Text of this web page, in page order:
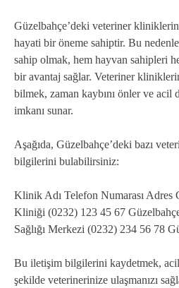
Güzelbahçe’deki veteriner
hayati bir öneme sahiptir. Bu
sahip olmak, hem hayvan sahipleri
bir avantaj sağlar. Veteriner
bilmek, zaman kaybını önler ve acil
imkanı sunar.
Aşağıda, Güzelbahçe’deki bazı
bilgilerini bulabilirsiniz:
Klinik Adı Telefon Numarası Adres
Kliniği (0232) 123 45 67
Sağlığı Merkezi (0232) 234 56 78
Bu iletişim bilgilerini kaydetmek, acil
şekilde veterinerinize ulaşmanızı